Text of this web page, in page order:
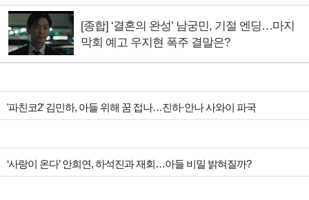
[종합] ‘결혼의 완성’ 남궁민, 기절 엔딩…마지
막회 예고 우지현 폭주 결말은?
'파친코2' 김민하, 아들 위해 꿈 접나…진하·안나 사와이 파국
‘사랑이 온다’ 안희연, 하석진과 재회…아들 비밀 밝혀질까?